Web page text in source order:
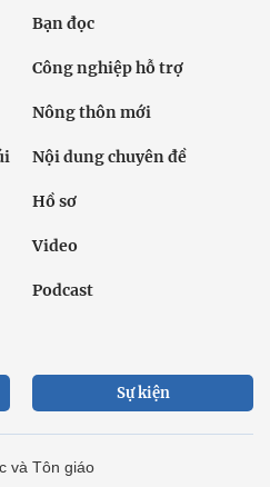
Bạn đọc
Công nghiệp hỗ trợ
Nông thôn mới
Nội dung chuyên đề
Hồ sơ
Video
Podcast
Sự kiện
và Tôn giáo